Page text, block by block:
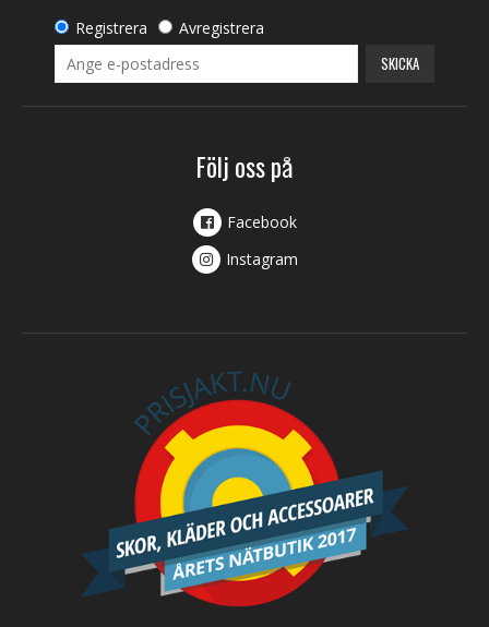
Registrera Avregistrera
SKICKA
Följ oss på
Facebook
Instagram